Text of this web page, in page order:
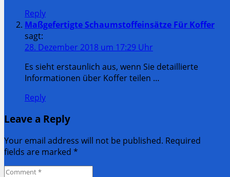
Reply
Maßgefertigte Schaumstoffeinsätze Für Koffer
sagt:
28. Dezember 2018 um 17:29 Uhr
Es sieht erstaunlich aus, wenn Sie detaillierte
Informationen über Koffer teilen …
Reply
Leave a Reply
Your email address will not be published. Required
fields are marked *
Comment